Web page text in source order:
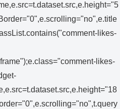
likes-
likes-